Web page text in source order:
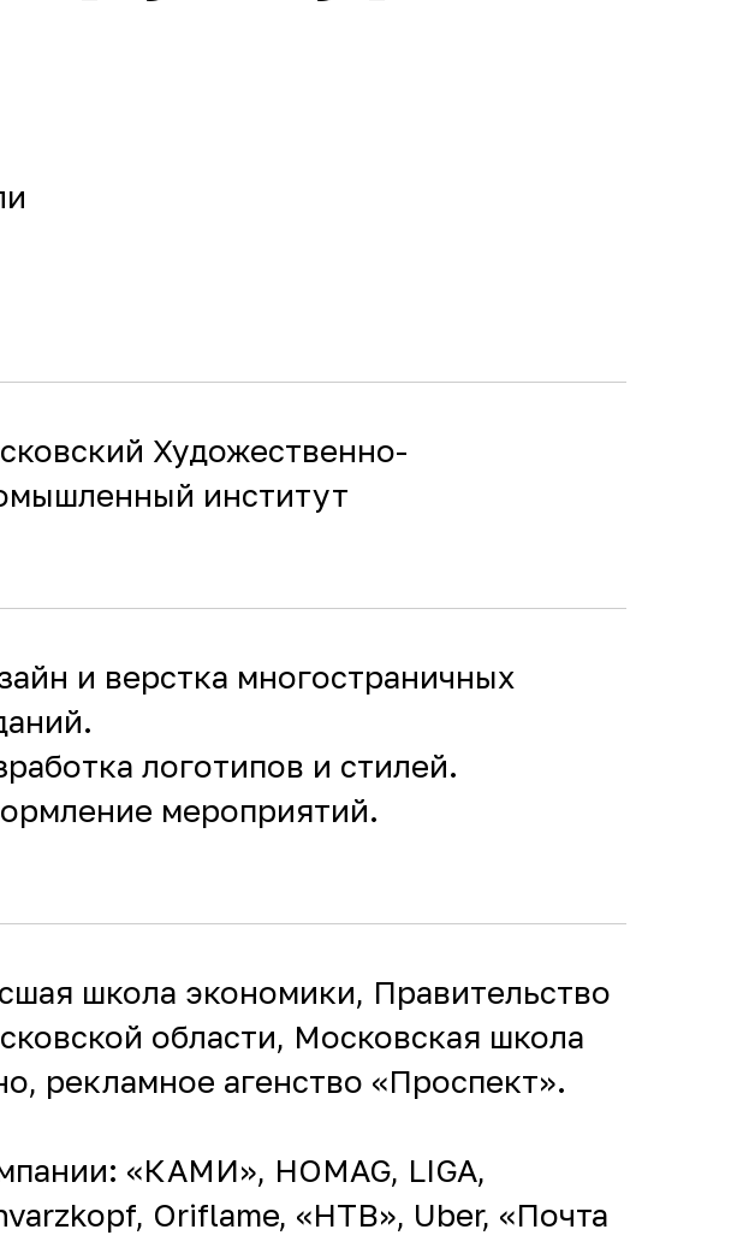
Художественно-
институт
и верстка многостраничных
логотипов и стилей.
мероприятий.
школа экономики, Правительство
области, Московская школа
рекламное агенство «Проспект».
«КАМИ», HOMAG, LIGA,
Oriflame, «НТВ», Uber, «Почта